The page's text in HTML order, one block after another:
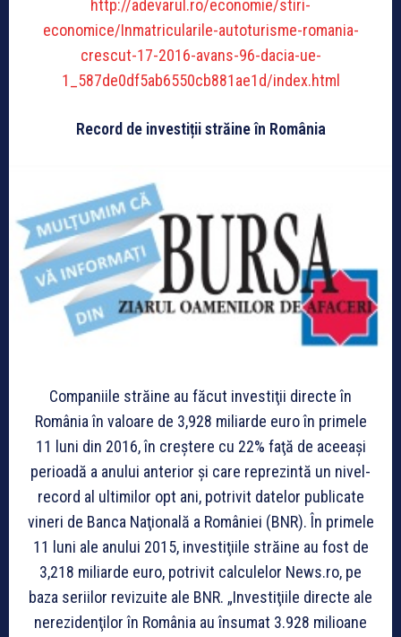
http://adevarul.ro/economie/stiri-
economice/Inmatricularile-autoturisme-romania-
crescut-17-2016-avans-96-dacia-ue-
1_587de0df5ab6550cb881ae1d/index.html
Record de investiții străine în România
Companiile străine au făcut investiţii directe în
România în valoare de 3,928 miliarde euro în primele
11 luni din 2016, în creştere cu 22% faţă de aceeaşi
perioadă a anului anterior şi care reprezintă un nivel-
record al ultimilor opt ani, potrivit datelor publicate
vineri de Banca Naţională a României (BNR). În primele
11 luni ale anului 2015, investiţiile străine au fost de
3,218 miliarde euro, potrivit calculelor News.ro, pe
baza seriilor revizuite ale BNR. „Investiţiile directe ale
nerezidenţilor în România au însumat 3.928 milioane